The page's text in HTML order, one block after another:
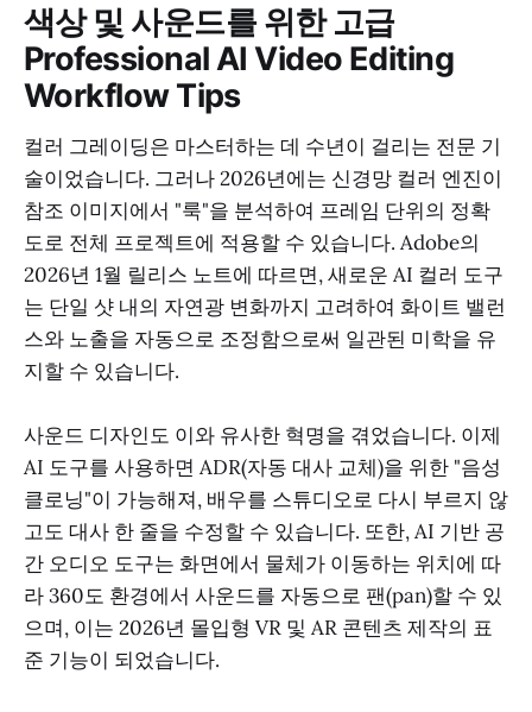
색상 및 사운드를 위한 고급
Professional AI Video Editing
Workflow Tips
컬러 그레이딩은 마스터하는 데 수년이 걸리는 전문 기
술이었습니다. 그러나 2026년에는 신경망 컬러 엔진이
참조 이미지에서 "룩"을 분석하여 프레임 단위의 정확
도로 전체 프로젝트에 적용할 수 있습니다. Adobe의
2026년 1월 릴리스 노트에 따르면, 새로운 AI 컬러 도구
는 단일 샷 내의 자연광 변화까지 고려하여 화이트 밸런
스와 노출을 자동으로 조정함으로써 일관된 미학을 유
지할 수 있습니다.
사운드 디자인도 이와 유사한 혁명을 겪었습니다. 이제
AI 도구를 사용하면 ADR(자동 대사 교체)을 위한 "음성
클로닝"이 가능해져, 배우를 스튜디오로 다시 부르지 않
고도 대사 한 줄을 수정할 수 있습니다. 또한, AI 기반 공
간 오디오 도구는 화면에서 물체가 이동하는 위치에 따
라 360도 환경에서 사운드를 자동으로 팬(pan)할 수 있
으며, 이는 2026년 몰입형 VR 및 AR 콘텐츠 제작의 표
준 기능이 되었습니다.